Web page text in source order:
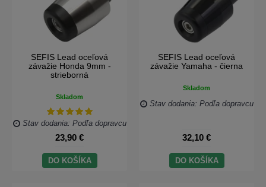
SEFIS Lead oceľová
závažie Honda 9mm -
strieborná
Skladom
Stav dodania: Podľa dopravcu
23,90 €
DO KOŠÍKA
SEFIS Lead oceľová
závažie Yamaha - čierna
Skladom
Stav dodania: Podľa dopravcu
32,10 €
DO KOŠÍKA